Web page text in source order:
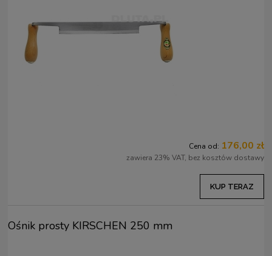
Cena od: 176,00 zł
zawiera 23% VAT, bez kosztów dostawy
KUP TERAZ
Ośnik prosty KIRSCHEN 250 mm